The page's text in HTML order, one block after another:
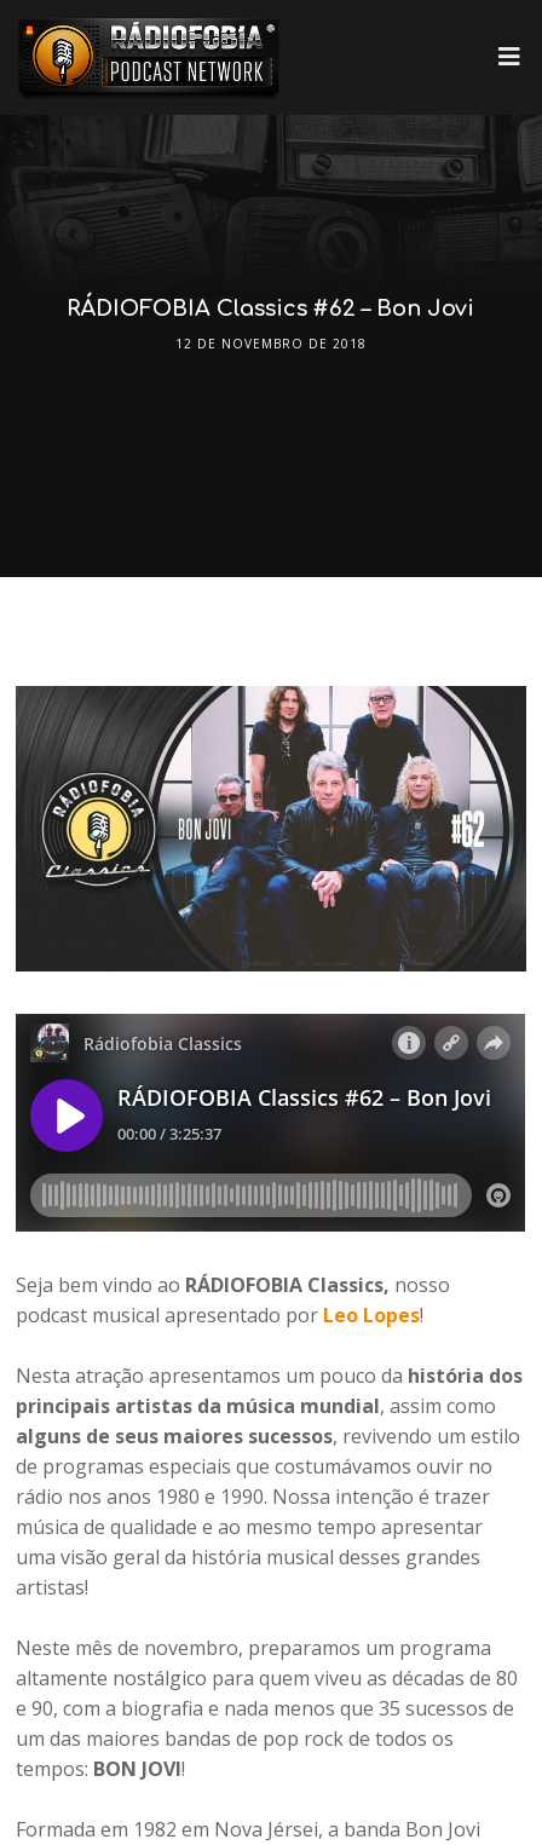
RÁDIOFOBIA Classics #62 – Bon Jovi
12 DE NOVEMBRO DE 2018
Seja bem vindo ao RÁDIOFOBIA Classics, nosso
podcast musical apresentado por Leo Lopes!
Nesta atração apresentamos um pouco da história dos
principais artistas da música mundial, assim como
alguns de seus maiores sucessos, revivendo um estilo
de programas especiais que costumávamos ouvir no
rádio nos anos 1980 e 1990. Nossa intenção é trazer
música de qualidade e ao mesmo tempo apresentar
uma visão geral da história musical desses grandes
artistas!
Neste mês de novembro, preparamos um programa
altamente nostálgico para quem viveu as décadas de 80
e 90, com a biografia e nada menos que 35 sucessos de
um das maiores bandas de pop rock de todos os
tempos: BON JOVI!
Formada em 1982 em Nova Jérsei, a banda Bon Jovi